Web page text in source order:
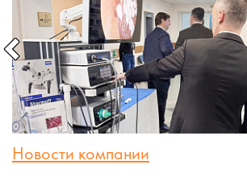
Новости компании